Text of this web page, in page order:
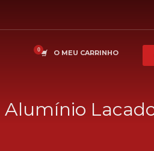
O MEU CARRINHO
Alumínio